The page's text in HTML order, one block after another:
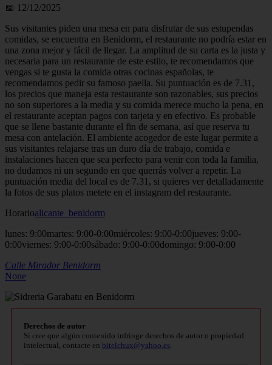
📅 12/12/2025
Sus visitantes piden una mesa en para disfrutar de sus estupendas
comidas, se encuentra en Benidorm, el restaurante no podría estar en
una zona mejor y fácil de llegar. La amplitud de su carta es la justa y
necesaria para un restaurante de este estilo, te recomendamos que
vengas si te gusta la comida otras cocinas españolas, te
recomendamos pedir su famoso paella. Su puntuación es de 7.31,
los precios que maneja esta restaurante son razonables, sus precios
no son superiores a la media y su comida merece mucho la pena, en
el restaurante aceptan pagos con tarjeta y en efectivo. Es probable
que se llene bastante durante el fin de semana, así que reserva tu
mesa con antelación. El ambiente acogedor de este lugar permite a
sus visitantes relajarse tras un duro día de trabajo, comida e
instalaciones hacen que sea perfecto para venir con toda la familia,
no dudamos ni un segundo en que querrás volver a repetir. La
puntuación media del local es de 7.31, si quieres ver detalladamente
la fotos de sus platos metete en el instagram del restaurante.
Horarioalicante_benidorm
lunes: 9:00martes: 9:00-0:00miércoles: 9:00-0:00jueves: 9:00-
0:00viernes: 9:00-0:00sábado: 9:00-0:00domingo: 9:00-0:00
Calle Mirador Benidorm
None
Derechos de autor
Si cree que algún contenido infringe derechos de autor o propiedad
intelectual, contacte en bitelchux@yahoo.es